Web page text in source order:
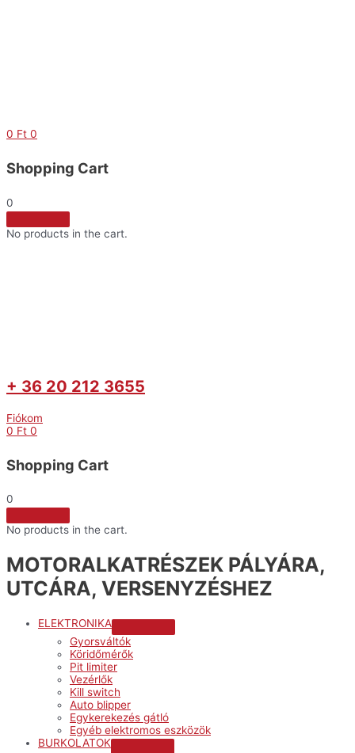
0 Ft 0
Shopping Cart
0
No products in the cart.
+ 36 20 212 3655
Fiókom
0 Ft 0
Shopping Cart
0
No products in the cart.
MOTORALKATRÉSZEK PÁLYÁRA,
UTCÁRA, VERSENYZÉSHEZ
ELEKTRONIKA
Gyorsváltók
Köridőmérők
Pit limiter
Vezérlők
Kill switch
Auto blipper
Egykerekezés gátló
Egyéb elektromos eszközök
BURKOLATOK